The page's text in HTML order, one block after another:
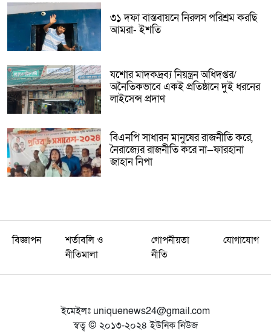
৩১ দফা বাস্তবায়নে নিরলস পরিশ্রম করছি
আমরা- ইশতি
যশোর মাদকদ্রব্য নিয়ন্ত্রন অধিদপ্তর/
অনৈতিকভাবে একই প্রতিষ্ঠানে দুই ধরনের
লাইসেন্স প্রদাণ
বিএনপি সাধারন মানুষের রাজনীতি করে,
নৈরাজ্যের রাজনীতি করে না—ফারহানা
জাহান নিপা
বিজ্ঞাপন
শর্তাবলি ও
নীতিমালা
গোপনীয়তা
নীতি
যোগাযোগ
ইমেইলঃ uniquenews24@gmail.com
স্বত্ব © ২০১৩-২০২৪ ইউনিক নিউজ